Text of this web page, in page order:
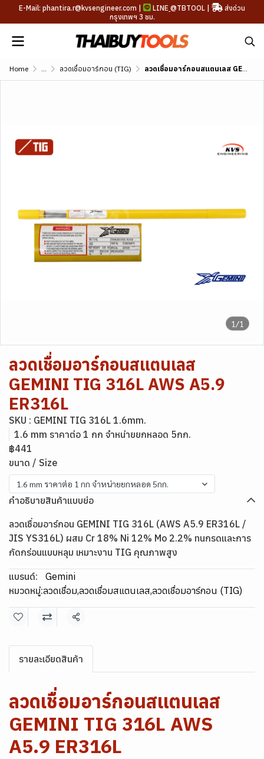
E-Mail: phantira.r@kvsengineer.com | LINE @TBTOOL |
ส่งด่วน
กรุงเทพฯ 3 ชม.
Home ... ลวดเชื่อมอาร์กอน (TIG) ลวดเชื่อมอาร์กอนสแตนเลส GEMINI TIG 316L AWS A5.9 ER316L
1/1
ลวดเชื่อมอาร์กอนสแตนเลส
GEMINI TIG 316L AWS A5.9
ER316L
SKU : GEMINI TIG 316L 1.6mm.
1.6 mm ราคาต่อ 1 กก จำหน่ายยกหลอด 5กก.
฿441
ขนาด / Size
1.6 mm ราคาต่อ 1 กก จำหน่ายยกหลอด 5กก.
คำอธิบายสินค้าแบบย่อ
ลวดเชื่อมอาร์กอน GEMINI TIG 316L (AWS A5.9 ER316L /
JIS YS316L) ผสม Cr 18% Ni 12% Mo 2.2% ทนกรดและการ
กัดกร่อนแบบหลุม เหมาะงาน TIG คุณภาพสูง
แบรนด์:
Gemini
หมวดหมู่:ลวดเชื่อม,ลวดเชื่อมสแตนเลส,ลวดเชื่อมอาร์กอน (TIG)
แชร์
รายละเอียดสินค้า
ลวดเชื่อมอาร์กอนสแตนเลส
GEMINI TIG 316L AWS
A5.9 ER316L